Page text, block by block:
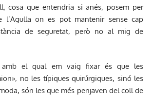
cosa que entendria si anés, posem per
l’Agulla on es pot mantenir sense cap
de seguretat, però no al mig de
el qual em vaig fixar és que les
no les típiques quirúrgiques, sinó les
són les que més penjaven del coll de